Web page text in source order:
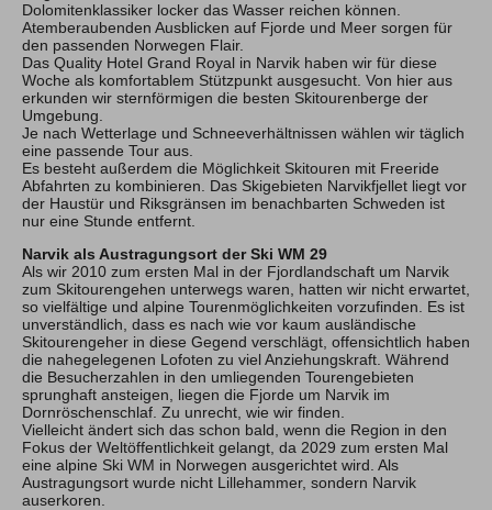
Klettersteig Tagestouren
Klettersteig Mehrtage
Klettersteigkurse
Wandern
Wandern Weltweit
Wandern Selfguided
Allgäuer Gipfelwelten
Winter
Sommer
Über uns
Team
Newsletter
Blog
Kontakt
Partner & Freunde
Dolomitenklassiker locker das Wasser reichen können.
Atemberaubenden Ausblicken auf Fjorde und Meer sorgen für
den passenden Norwegen Flair.
Das Quality Hotel Grand Royal in Narvik haben wir für diese
Woche als komfortablem Stützpunkt ausgesucht. Von hier aus
erkunden wir sternförmigen die besten Skitourenberge der
Umgebung.
Je nach Wetterlage und Schneeverhältnissen wählen wir täglich
eine passende Tour aus.
Es besteht außerdem die Möglichkeit Skitouren mit Freeride
Abfahrten zu kombinieren. Das Skigebieten Narvikfjellet liegt vor
der Haustür und Riksgränsen im benachbarten Schweden ist
nur eine Stunde entfernt.
Narvik als Austragungsort der Ski WM 29
Als wir 2010 zum ersten Mal in der Fjordlandschaft um Narvik
zum Skitourengehen unterwegs waren, hatten wir nicht erwartet,
so vielfältige und alpine Tourenmöglichkeiten vorzufinden. Es ist
unverständlich, dass es nach wie vor kaum ausländische
Skitourengeher in diese Gegend verschlägt, offensichtlich haben
die nahegelegenen Lofoten zu viel Anziehungskraft. Während
die Besucherzahlen in den umliegenden Tourengebieten
sprunghaft ansteigen, liegen die Fjorde um Narvik im
Dornröschenschlaf. Zu unrecht, wie wir finden.
Vielleicht ändert sich das schon bald, wenn die Region in den
Fokus der Weltöffentlichkeit gelangt, da 2029 zum ersten Mal
eine alpine Ski WM in Norwegen ausgerichtet wird. Als
Austragungsort wurde nicht Lillehammer, sondern Narvik
auserkoren.